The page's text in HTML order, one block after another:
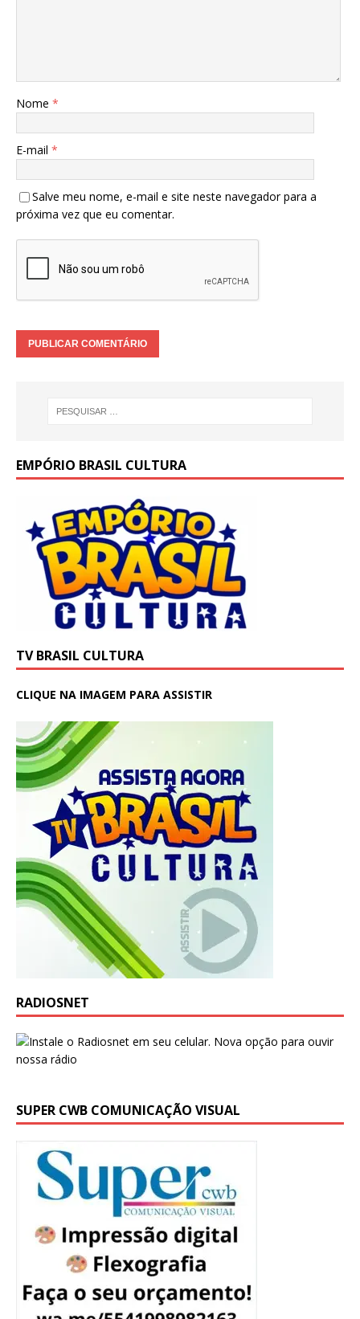
Nome *
E-mail *
Salve meu nome, e-mail e site neste navegador para a
próxima vez que eu comentar.
EMPÓRIO BRASIL CULTURA
TV BRASIL CULTURA
CLIQUE NA IMAGEM PARA ASSISTIR
RADIOSNET
SUPER CWB COMUNICAÇÃO VISUAL